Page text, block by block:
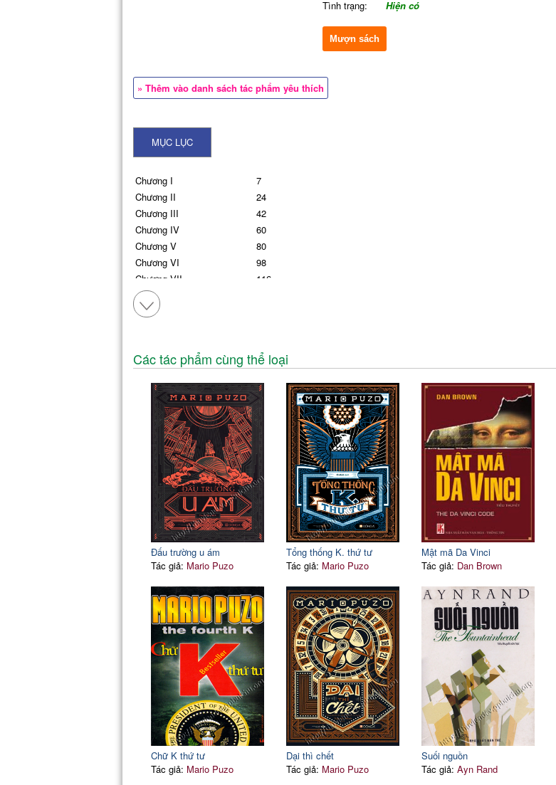
Tình trạng:
Hiện có
Mượn sách
» Thêm vào danh sách tác phẩm yêu thích
MỤC LỤC
Chương I
7
Chương II
24
Chương III
42
Chương IV
60
Chương V
80
Chương VI
98
Chương VII
116
Chương VIII
Chương IX
Chương XII
212
Các tác phẩm cùng thể loại
Đấu trường u ám
Tác giả: Mario Puzo
Tổng thống K. thứ tư
Tác giả: Mario Puzo
Mật mã Da Vinci
Tác giả: Dan Brown
Chữ K thứ tư
Tác giả: Mario Puzo
Dại thì chết
Tác giả: Mario Puzo
Suối nguồn
Tác giả: Ayn Rand